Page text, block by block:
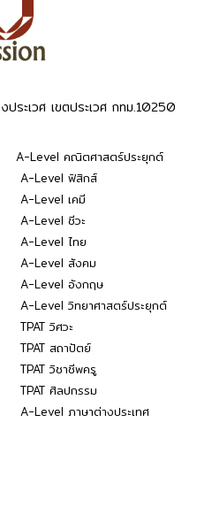
ะเวศ เขตประเวศ กทม.10250
A-Level คณิตศาสตร์ประยุกต์
A-Level ฟิสิกส์
A-Level เคมี
A-Level ชีวะ
A-Level ไทย
A-Level สังคม
A-Level อังกฤษ
A-Level วิทยาศาสตร์ประยุกต์
TPAT วิศวะ
TPAT สถาปัตย์
TPAT วิชาชีพครู
TPAT ศิลปกรรม
A-Level ภาษาต่างประเทศ